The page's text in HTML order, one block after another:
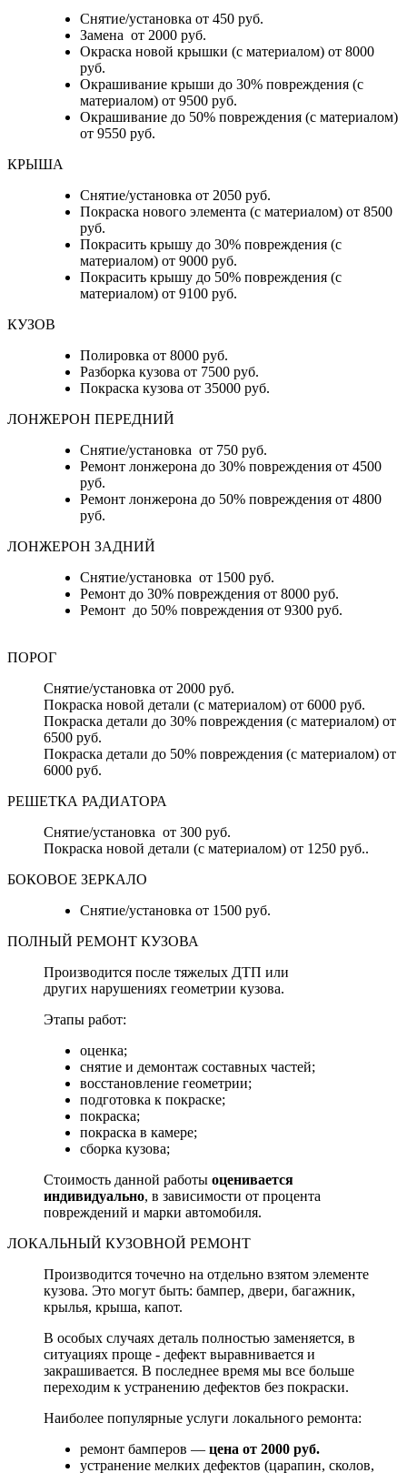
Снятие/установка от 450 руб.
Замена от 2000 руб.
Окраска новой крышки (с материалом) от 8000
руб.
Окрашивание крыши до 30% повреждения (с
материалом) от 9500 руб.
Окрашивание до 50% повреждения (с материалом)
от 9550 руб.
КРЫША
Снятие/установка от 2050 руб.
Покраска нового элемента (с материалом) от 8500
руб.
Покрасить крышу до 30% повреждения (с
материалом) от 9000 руб.
Покрасить крышу до 50% повреждения (с
материалом) от 9100 руб.
КУЗОВ
Полировка от 8000 руб.
Разборка кузова от 7500 руб.
Покраска кузова от 35000 руб.
ЛОНЖЕРОН ПЕРЕДНИЙ
Снятие/установка от 750 руб.
Ремонт лонжерона до 30% повреждения от 4500
руб.
Ремонт лонжерона до 50% повреждения от 4800
руб.
ЛОНЖЕРОН ЗАДНИЙ
Снятие/установка от 1500 руб.
Ремонт до 30% повреждения от 8000 руб.
Ремонт до 50% повреждения от 9300 руб.
ПОРОГ
Снятие/установка от 2000 руб.
Покраска новой детали (с материалом) от 6000 руб.
Покраска детали до 30% повреждения (с материалом) от
6500 руб.
Покраска детали до 50% повреждения (с материалом) от
6000 руб.
РЕШЕТКА РАДИАТОРА
Снятие/установка от 300 руб.
Покраска новой детали (с материалом) от 1250 руб..
БОКОВОЕ ЗЕРКАЛО
Снятие/установка от 1500 руб.
ПОЛНЫЙ РЕМОНТ КУЗОВА
Производится после тяжелых ДТП или
других нарушениях геометрии кузова.
Этапы работ:
оценка;
снятие и демонтаж составных частей;
восстановление геометрии;
подготовка к покраске;
покраска;
покраска в камере;
сборка кузова;
Стоимость данной работы оценивается
индивидуально, в зависимости от процента
повреждений и марки автомобиля.
ЛОКАЛЬНЫЙ КУЗОВНОЙ РЕМОНТ
Производится точечно на отдельно взятом элементе
кузова. Это могут быть: бампер, двери, багажник,
крылья, крыша, капот.
В особых случаях деталь полностью заменяется, в
ситуациях проще - дефект выравнивается и
закрашивается. В последнее время мы все больше
переходим к устранению дефектов без покраски.
Наиболее популярные услуги локального ремонта:
ремонт бамперов — цена от 2000 руб.
устранение мелких дефектов (царапин, сколов,